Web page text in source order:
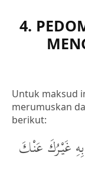
4.
Untuk maksud
merumuskan
berikut:
غَيْرُكَ عَنْكَ